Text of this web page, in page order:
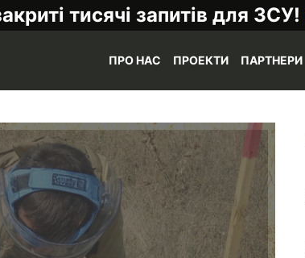
тисячі запитів для ЗСУ!
ПРО НАС ПРОЕКТИ ПАРТНЕРИ